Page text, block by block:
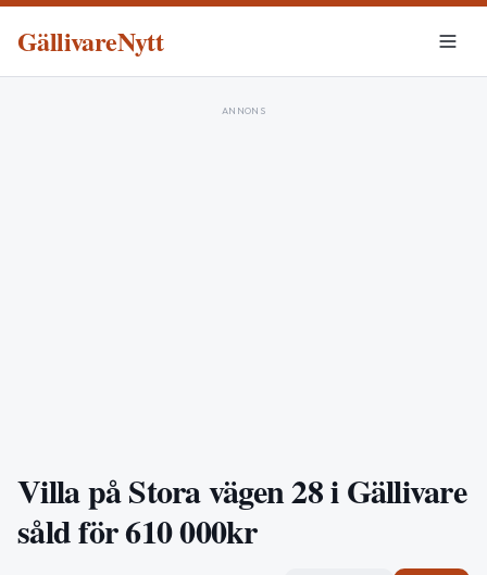
GällivareNytt
ANNONS
Villa på Stora vägen 28 i Gällivare
såld för 610 000kr